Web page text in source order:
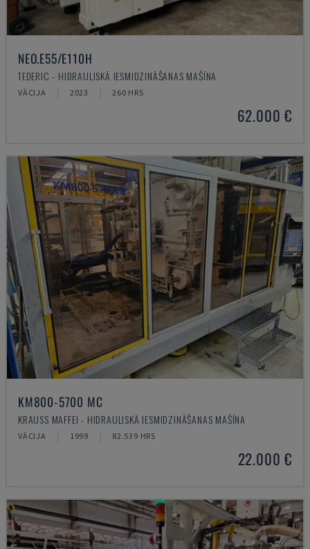
NEO.E55/E110H
TEDERIC - HIDRAULISKĀ IESMIDZINĀŠANAS MAŠĪNA
VĀCIJA 2023 260 HRS
62.000 €
KM800-5700 MC
KRAUSS MAFFEI - HIDRAULISKĀ IESMIDZINĀŠANAS MAŠĪNA
VĀCIJA 1999 82.539 HRS
22.000 €